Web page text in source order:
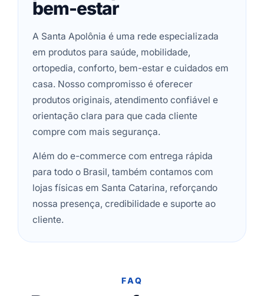
bem-estar
A Santa Apolônia é uma rede especializada
em produtos para saúde, mobilidade,
ortopedia, conforto, bem-estar e cuidados em
casa. Nosso compromisso é oferecer
produtos originais, atendimento confiável e
orientação clara para que cada cliente
compre com mais segurança.
Além do e-commerce com entrega rápida
para todo o Brasil, também contamos com
lojas físicas em Santa Catarina, reforçando
nossa presença, credibilidade e suporte ao
cliente.
FAQ